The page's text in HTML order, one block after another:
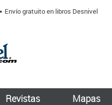
Envío gratuito en libros Desnivel
Revistas Mapas